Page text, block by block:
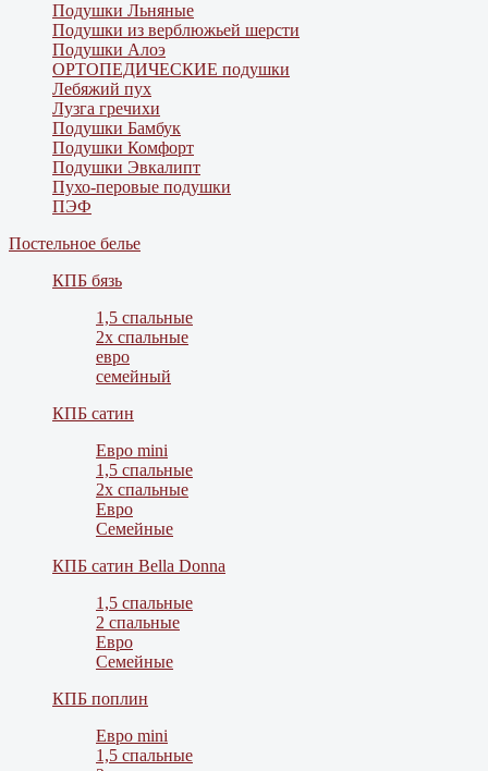
Подушки Льняные
Подушки из верблюжьей шерсти
Подушки Алоэ
ОРТОПЕДИЧЕСКИЕ подушки
Лебяжий пух
Лузга гречихи
Подушки Бамбук
Подушки Комфорт
Подушки Эвкалипт
Пухо-перовые подушки
ПЭФ
Постельное белье
КПБ бязь
1,5 спальные
2х спальные
евро
семейный
КПБ сатин
Евро mini
1,5 спальные
2х спальные
Евро
Семейные
КПБ сатин Bella Donna
1,5 спальные
2 спальные
Евро
Семейные
КПБ поплин
Евро mini
1,5 спальные